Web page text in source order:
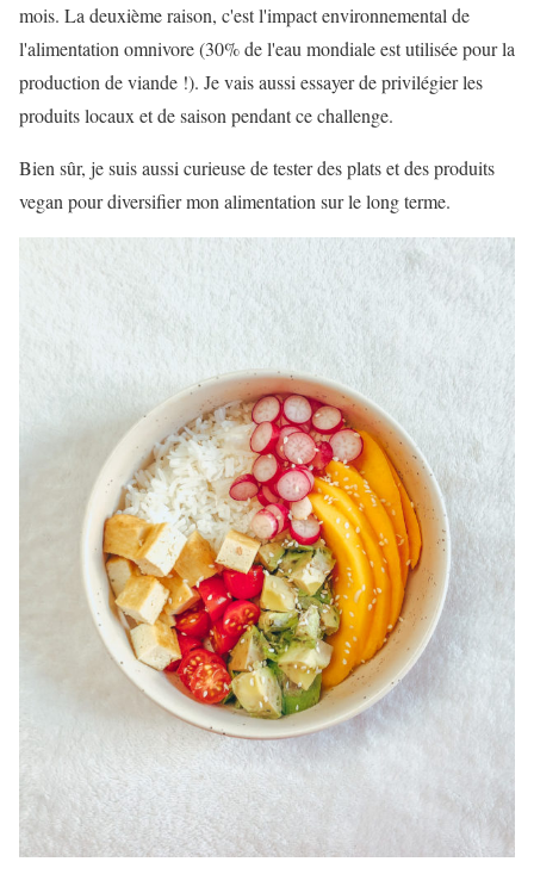
mois. La deuxième raison, c'est l'impact environnemental de
l'alimentation omnivore (30% de l'eau mondiale est utilisée pour la
production de viande !). Je vais aussi essayer de privilégier les
produits locaux et de saison pendant ce challenge.
Bien sûr, je suis aussi curieuse de tester des plats et des produits
vegan pour diversifier mon alimentation sur le long terme.